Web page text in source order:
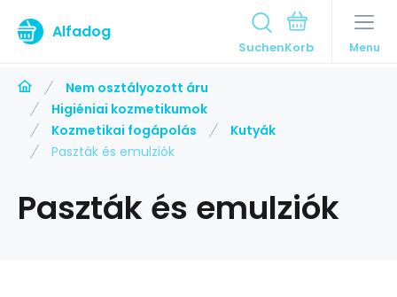
Alfadog
Suchen Menu
Nem osztályozott áru
Higiéniai kozmetikumok
Kozmetikai fogápolás
Kutyák
Paszták és emulziók
Paszták és emulziók